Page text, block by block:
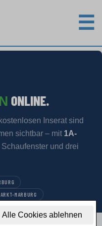
Alle Cookies ablehnen
☰
ONLINE.
Inserat sind
sichtbar – mit 1A-
und drei
MARBURG